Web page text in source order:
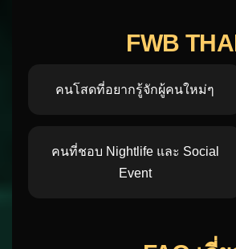
FWB
คนโสดที่อยากรู้จักผู้คนใหม่ๆ
คนที่ชอบ Nightlife และ Social
Event